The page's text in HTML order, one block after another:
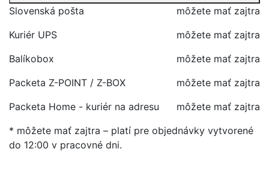
Slovenská pošta
môžete mať zajtra
Kuriér UPS
môžete mať zajtra
Balíkobox
môžete mať zajtra
Packeta Z-POINT / Z-BOX
môžete mať zajtra
Packeta Home - kuriér na adresu
môžete mať zajtra
* môžete mať zajtra – platí pre objednávky vytvorené
do 12:00 v pracovné dni.